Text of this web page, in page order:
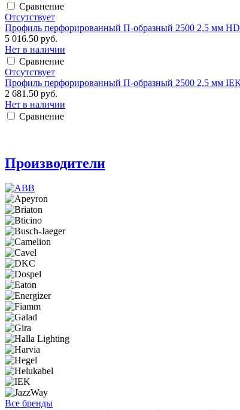
Сравнение
Отсутствует
Профиль перфорированный П-образный 2500 2,5 мм
5 016.50 руб.
Нет в наличии
Сравнение
Отсутствует
Профиль перфорированный П-образный 2500 2,5 мм
2 681.50 руб.
Нет в наличии
Сравнение
Производители
Все бренды